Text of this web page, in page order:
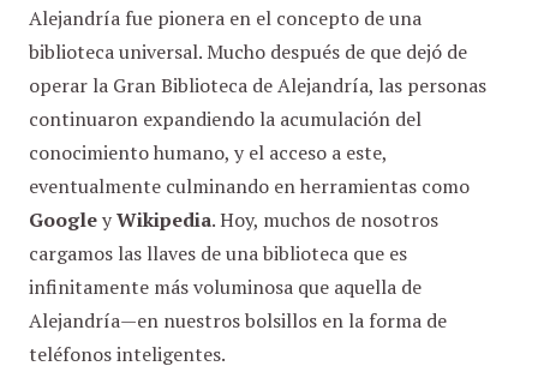
Alejandría fue pionera en el concepto de una
biblioteca universal. Mucho después de que dejó de
operar la Gran Biblioteca de Alejandría, las personas
continuaron expandiendo la acumulación del
conocimiento humano, y el acceso a este,
eventualmente culminando en herramientas como
GoogleyWikipedia. Hoy, muchos de nosotros
cargamos las llaves de una biblioteca que es
infinitamente más voluminosa que aquella de
Alejandría—en nuestros bolsillos en la forma de
teléfonos inteligentes.